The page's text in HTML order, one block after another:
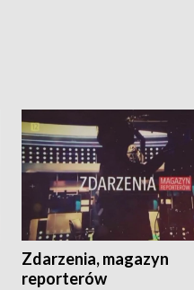
Zdarzenia, magazyn
reporterów